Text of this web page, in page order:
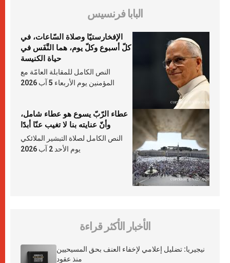
البابا فرنسيس
الإفخارستيّا وصلاة السّاعات، في
كلّ أسبوع وكلّ يوم، هما النَّفَس في
حياة الكنيسة
النص الكامل للمقابلة العامّة مع
المؤمنين يوم الأربعاء 5 آب 2026
عطاء الرّبّ يسوع هو عطاء شامل،
وأنّ عنايته بنا لا تغيب عنّا أبدًا
النص الكامل لصلاة التبشير الملائكي
يوم الأحد 2 آب 2026
الأخبار الأكثر قراءة
نيجيريا: تضليل إعلامي لإخفاء العنف بحق المسيحيين
منذ عقود